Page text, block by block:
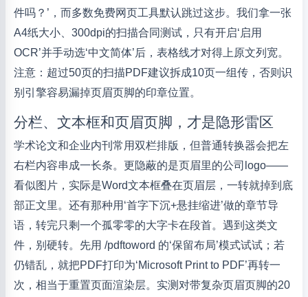
件吗？’，而多数免费网页工具默认跳过这步。我们拿一张
A4纸大小、300dpi的扫描合同测试，只有开启‘启用
OCR’并手动选‘中文简体’后，表格线才对得上原文列宽。
注意：超过50页的扫描PDF建议拆成10页一组传，否则识
别引擎容易漏掉页眉页脚的印章位置。
分栏、文本框和页眉页脚，才是隐形雷区
学术论文和企业内刊常用双栏排版，但普通转换器会把左
右栏内容串成一长条。更隐蔽的是页眉里的公司logo——
看似图片，实际是Word文本框叠在页眉层，一转就掉到底
部正文里。还有那种用‘首字下沉+悬挂缩进’做的章节导
语，转完只剩一个孤零零的大字卡在段首。遇到这类文
件，别硬转。先用 /pdftoword 的‘保留布局’模式试试；若
仍错乱，就把PDF打印为‘Microsoft Print to PDF’再转一
次，相当于重置页面渲染层。实测对带复杂页眉页脚的20